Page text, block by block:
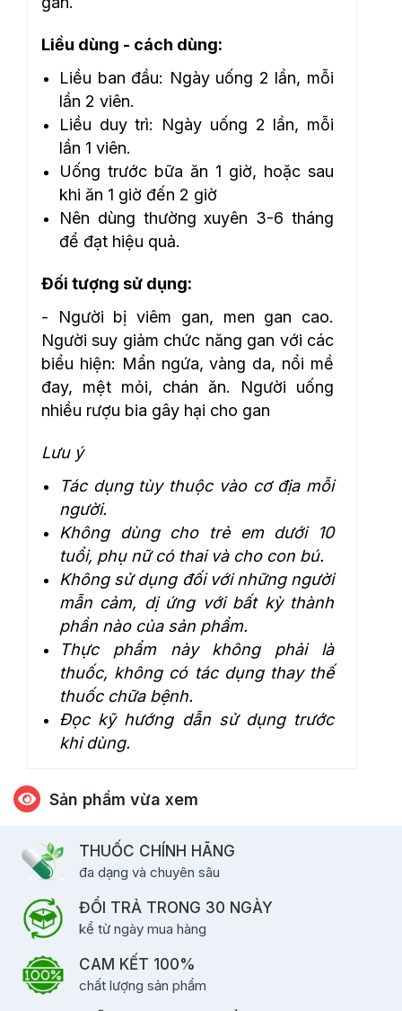
Liều dùng - cách dùng:
Liều ban đầu: Ngày uống 2 lần, mỗi
lần 2 viên.
Liều duy trì: Ngày uống 2 lần, mỗi
lần 1 viên.
Uống trước bữa ăn 1 giờ, hoặc sau
khi ăn 1 giờ đến 2 giờ
Nên dùng thường xuyên 3-6 tháng
để đạt hiệu quả.
Đối tượng sử dụng:
- Người bị viêm gan, men gan cao.
Người suy giảm chức năng gan với các
biểu hiện: Mẩn ngứa, vàng da, nổi mề
đay, mệt mỏi, chán ăn. Người uống
nhiều rượu bia gây hại cho gan
Lưu ý
Tác dụng tùy thuộc vào cơ địa mỗi
người.
Không dùng cho trẻ em dưới 10
tuổi, phụ nữ có thai và cho con bú.
Không sử dụng đối với những người
mẫn cảm, dị ứng với bất kỳ thành
phần nào của sản phẩm.
Thực phẩm này không phải là
thuốc, không có tác dụng thay thế
thuốc chữa bệnh.
Đọc kỹ hướng dẫn sử dụng trước
khi dùng.
Sản phẩm vừa xem
THUỐC CHÍNH HÃNG
đa dạng và chuyên sâu
ĐỔI TRẢ TRONG 30 NGÀY
kể từ ngày mua hàng
CAM KẾT 100%
chất lượng sản phẩm